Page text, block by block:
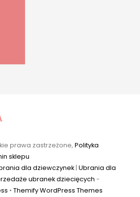
prawa zastrzeżone,Polityka
sklepu
dla dziewczynek |Ubrania dla
ubranek dziecięcych -
• Themify WordPress Themes